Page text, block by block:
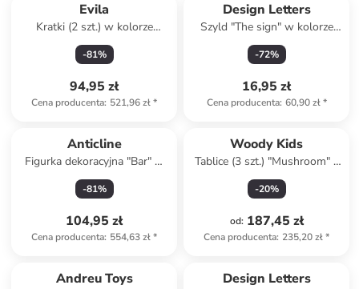
Evila
Kratki (2 szt.) w kolorze
czarnym na ścianę - 60 x 60 x
3 cm
-81%
94,95 zł
Cena producenta: 521,96 zł*
Design Letters
Szyld "The sign" w kolorze
czarno-białym - 21 x 7,6 cm
-72%
16,95 zł
Cena producenta: 60,90 zł*
Anticline
Figurka dekoracyjna "Bar" w
kolorze jasnobrązowym - 101
x 32 cm
-81%
104,95 zł
Cena producenta: 554,63 zł*
Woody Kids
Tablice (3 szt.) "Mushroom" -
3+
-20%
od: 187,45 zł
Cena producenta: 235,20 zł*
Andreu Toys Design Letters